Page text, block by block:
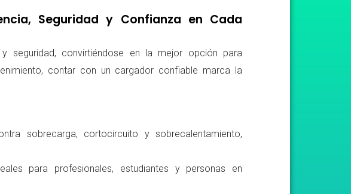
Seguridad y Confianza en Cada
seguridad, convirtiéndose en la mejor opción para
contar con un cargador confiable marca la
sobrecarga, cortocircuito y sobrecalentamiento,
para profesionales, estudiantes y personas en